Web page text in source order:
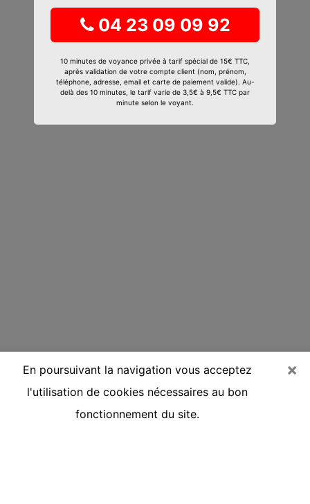
04 23 09 09 92
10 minutes de voyance privée à tarif spécial de 15€ TTC,
après validation de votre compte client (nom, prénom,
téléphone, adresse, email et carte de paiement valide). Au-
delà des 10 minutes, le tarif varie de 3,5€ à 9,5€ TTC par
minute selon le voyant.
×
En poursuivant la navigation vous acceptez
l'utilisation de cookies nécessaires au bon
fonctionnement du site.